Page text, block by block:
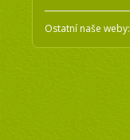
Ostatní naše weby: